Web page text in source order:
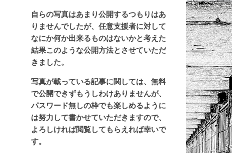
自らの写真はあまり公開するつもりはあ
りませんでしたが、任意支援者に対して
なにか何か出来るものはないかと考えた
結果このような公開方法とさせていただ
きました。
写真が載っている記事に関しては、無料
で公開できずもうしわけありませんが、
パスワード無しの枠でも楽しめるように
は努力して書かせていただきますので、
よろしければ閲覧してもらえれば幸いで
す。